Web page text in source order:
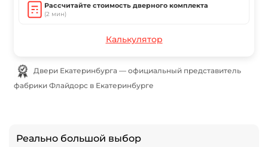
Рассчитайте стоимость дверного комплекта
(2 мин)
Калькулятор
Двери Екатеринбурга — официальный представитель
фабрики Флайдорс в Екатеринбурге
Реально большой выбор